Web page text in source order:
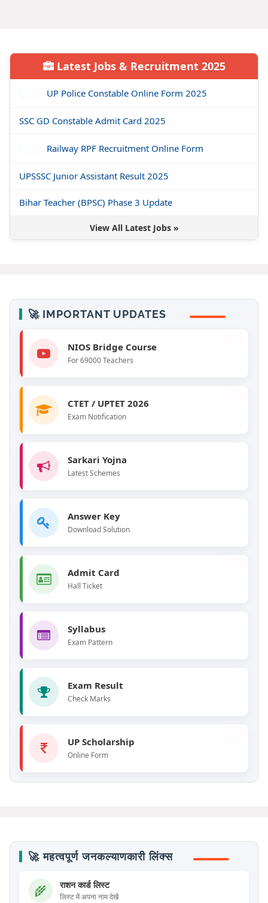
Latest Jobs & Recruitment 2025
UP Police Constable Online Form 2025
SSC GD Constable Admit Card 2025
Railway RPF Recruitment Online Form
UPSSSC Junior Assistant Result 2025
Bihar Teacher (BPSC) Phase 3 Update
View All Latest Jobs »
🚀 IMPORTANT UPDATES
NIOS Bridge Course
For 69000 Teachers
CTET / UPTET 2026
Exam Notification
Sarkari Yojna
Latest Schemes
Answer Key
Download Solution
Admit Card
Hall Ticket
Syllabus
Exam Pattern
Exam Result
Check Marks
UP Scholarship
Online Form
🚀 महत्वपूर्ण जनकल्याणकारी लिंक्स
🌾 राशन कार्ड लिस्ट
लिस्ट में अपना नाम देखें